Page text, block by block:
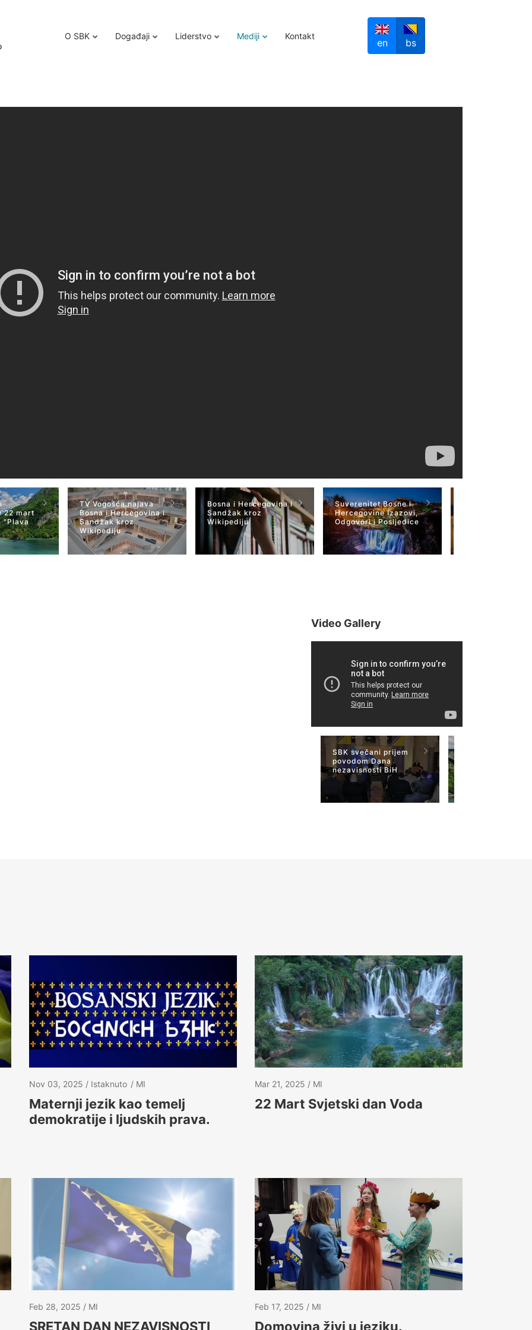
O SBK Događaji Liderstvo Mediji Kontakt
en bs
22 mart
"Plava
TV Vogošća najava
Bosna i Hercegovina i
Sandžak kroz
Wikipediju
Bosna i Hercegovina i
Sandžak kroz
Wikipediju
Suverenitet Bosne i
Hercegovine Izazovi,
Odgovori i Posljedice
Video Gallery
SBK svečani prijem
povodom Dana
nezavisnosti BiH
Nov 03, 2025 Istaknuto MI
Maternji jezik kao temelj
demokratije i ljudskih prava.
Mar 21, 2025 MI
22 Mart Svjetski dan Voda
Feb 28, 2025 MI
SRETAN DAN NEZAVISNOSTI
Feb 17, 2025 MI
Domovina živi u jeziku.